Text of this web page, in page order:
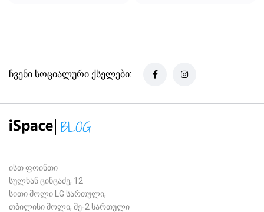
ჩვენი სოციალური ქსელები:
ისთ ფოინთი
სულხან ცინცაძე, 12
სითი მოლი LG სართული,
თბილისი მოლი, მე-2 სართული